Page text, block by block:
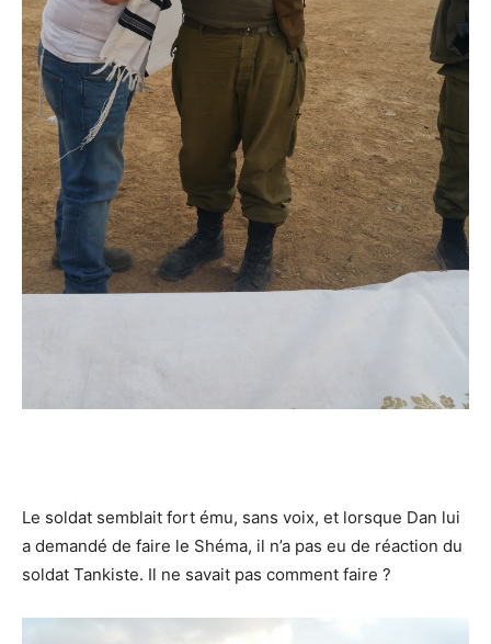
Le soldat semblait fort ému, sans voix, et lorsque Dan lui
a demandé de faire le Shéma, il n’a pas eu de réaction du
soldat Tankiste. Il ne savait pas comment faire ?